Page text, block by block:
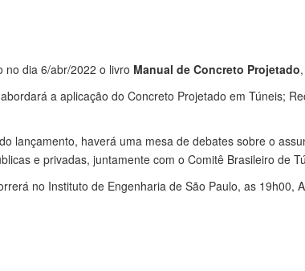
no dia 6/abr/2022 o livro Manual de Concreto Projetado
a aplicação do Concreto Projetado em Túneis;
lançamento, haverá uma mesa de debates sobre o
e privadas, juntamente com o Comitê Brasileiro de
no Instituto de Engenharia de São Paulo, as 19h00,